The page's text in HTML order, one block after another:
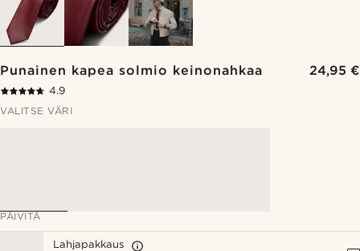
Punainen kapea solmio keinonahkaa 24,95 €
4.9
VALITSE VÄRI
PÄIVITÄ
Lahjapakkaus